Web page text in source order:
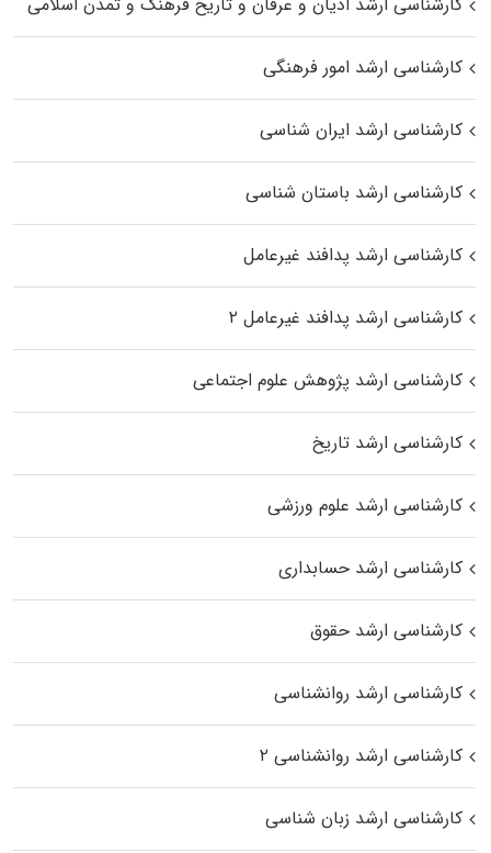
کارشناسی ارشد امور فرهنگی
کارشناسی ارشد ایران شناسی
کارشناسی ارشد باستان شناسی
کارشناسی ارشد پدافند غیرعامل
کارشناسی ارشد پدافند غیرعامل ۲
کارشناسی ارشد پژوهش علوم اجتماعی
کارشناسی ارشد تاریخ
کارشناسی ارشد علوم ورزشی
کارشناسی ارشد حسابداری
کارشناسی ارشد حقوق
کارشناسی ارشد روانشناسی
کارشناسی ارشد روانشناسی ۲
کارشناسی ارشد زبان شناسی